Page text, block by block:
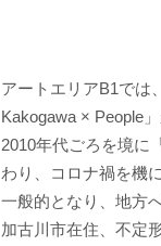
アートエリアB1では
Kakogawa × People
2010年代ごろを境に
わり、コロナ禍を機
一般的となり、地方
加古川市在住、不定